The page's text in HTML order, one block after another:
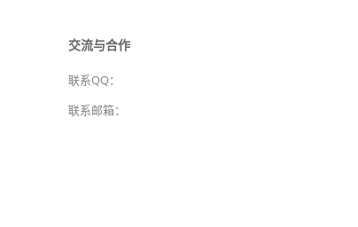
交流与合作
联系QQ：
联系邮箱：